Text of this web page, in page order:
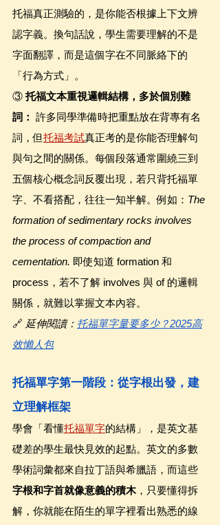
托福真正測驗的，是你能否根據上下文辨
認字義。換句話說，學生需要理解的不是
字面翻譯，而是這個字在不同脈絡下的
「行為方式」。
③ 托福文本重視邏輯結構，多於個別難
詞： 許多同學準備時把重點放在背專有名
詞，但托福考試真正考的是你能否理解句
與句之間的關係。每個段落通常圍繞三到
五個核心概念詞反覆出現，若只背托福單
字、不看搭配，往往一知半解。例如： The
formation of sedimentary rocks involves
the process of compaction and
cementation. 即使知道 formation 和
process，若不了解 involves 與 of 的邏輯
關係，就難以掌握文本內容。
🔗 延伸閱讀： 托福單字量要多少？2025高
效懶人包
托福單字第一階段：從字根出發，建
立理解框架
學會「看懂托福單字的結構」，是英文基
礎差的學生最快見效的起點。英文的多數
學術詞彙都來自拉丁語與希臘語，而這些
字根和字首就像意義的積木，只要懂得拆
解，你就能在陌生的單字裡看出熟悉的線